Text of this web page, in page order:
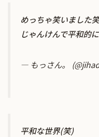
めっちゃ笑いました
じゃんけんで平和的
— もっさん。
平和な世界(笑)